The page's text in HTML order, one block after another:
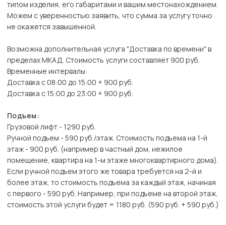
типом изделия, его габаритами и вашим местонахождением.
Можем с уверенностью заявить, что сумма за услугу точно
не окажется завышенной.
Возможна дополнительная услуга "Доставка по времени" в
пределах МКАД. Стоимость услуги составляет 900 руб.
Временные интервалы:
Доставка с 08:00 до 15:00 + 900 руб.
Доставка с 15:00 до 23:00 + 900 руб.
Подъем:
Грузовой лифт - 1290 руб.
Ручной подъем - 590 руб./этаж. Стоимость подъема на 1-й
этаж - 900 руб. (например в частный дом, нежилое
помещение, квартира на 1-м этаже многоквартирного дома).
Если ручной подъем этого же товара требуется на 2-й и
более этаж, то стоимость подъема за каждый этаж, начиная
с первого - 590 руб. Например, при подъеме на второй этаж,
стоимость этой услуги будет = 1180 руб. (590 руб. + 590 руб.)